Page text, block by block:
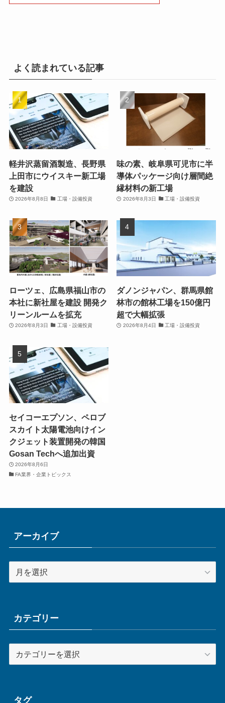
よく読まれている記事
軽井沢蒸留酒製造、長野県
上田市にウイスキー新工場
を建設
2026年8月8日 工場・設備投資
味の素、岐阜県可児市に半
導体パッケージ向け層間絶
縁材料の新工場
2026年8月3日 工場・設備投資
ローツェ、広島県福山市の
本社に新社屋を建設 開発ク
リーンルームを拡充
2026年8月3日 工場・設備投資
ダノンジャパン、群馬県館
林市の館林工場を150億円
超で大幅拡張
2026年8月4日 工場・設備投資
セイコーエプソン、ペロブ
スカイト太陽電池向けイン
クジェット装置開発の韓国
Gosan Techへ追加出資
2026年8月6日
FA業界・企業トピックス
アーカイブ
ブカテゴリー
テ
ータグ